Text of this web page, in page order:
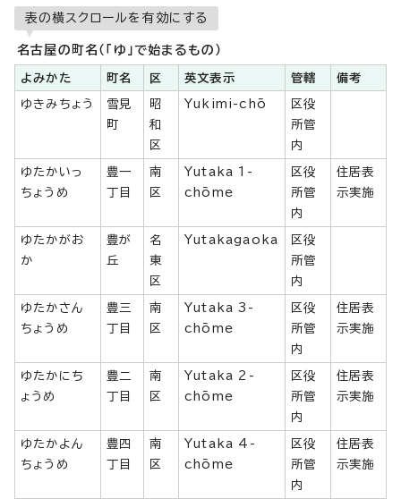
表の横スクロールを有効にする
名古屋の町名（「ゆ」で始まるもの）
よみかた 町名 区 英文表示 管轄 備考
ゆきみちょう
雪見
町
昭
和
区
Yukimi-chō
区役
所管
内
ゆたかいっ
ちょうめ
豊一
丁目
南
区
Yutaka 1-
chōme
区役
所管
内
住居表
示実施
ゆたかがお
か
豊が
丘
名
東
区
Yutakagaoka
区役
所管
内
ゆたかさん
ちょうめ
豊三
丁目
南
区
Yutaka 3-
chōme
区役
所管
内
住居表
示実施
ゆたかにち
ょうめ
豊二
丁目
南
区
Yutaka 2-
chōme
区役
所管
内
住居表
示実施
ゆたかよん
ちょうめ
豊四
丁目
南
区
Yutaka 4-
chōme
区役
所管
内
住居表
示実施